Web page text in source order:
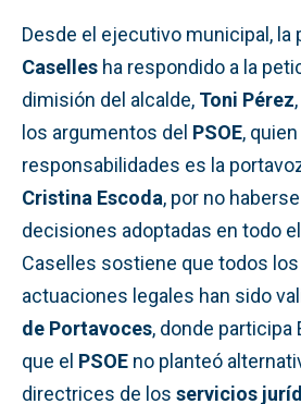
Desde el ejecutivo municipal, la
Caselles ha respondido a la
dimisión del alcalde, Toni Pérez
los argumentos del PSOE,
responsabilidades es la
Cristina Escoda, por no
decisiones adoptadas en todo
Caselles sostiene que todos
actuaciones legales han sido
de Portavoces, donde participa
que el PSOE no planteó
directrices de los servicios